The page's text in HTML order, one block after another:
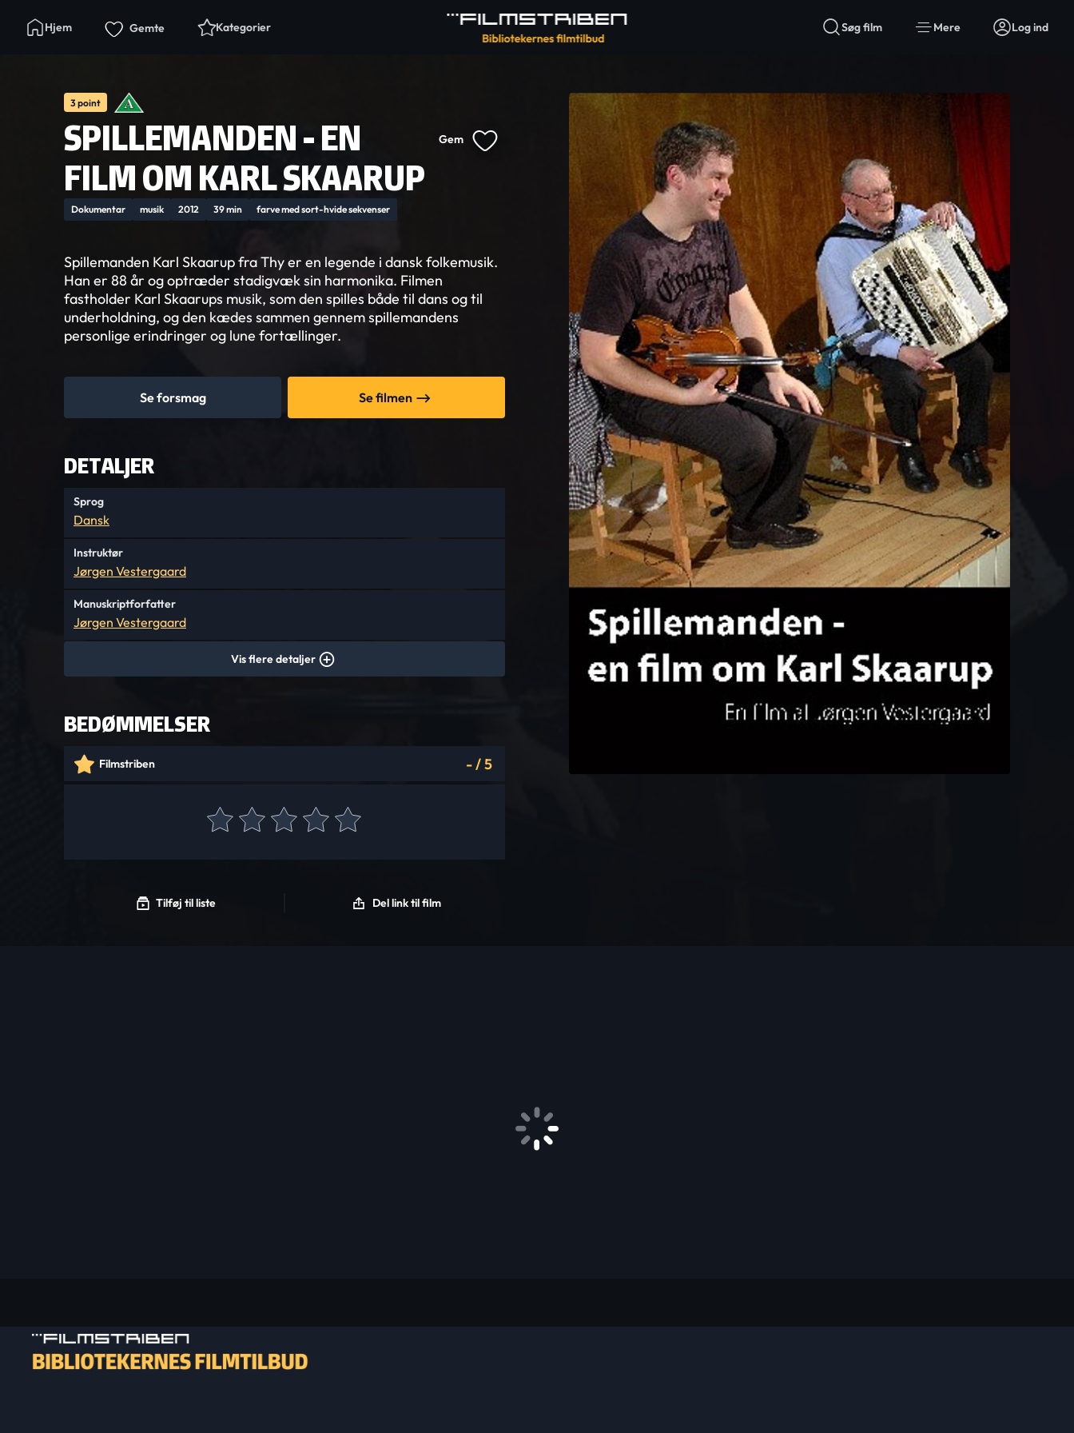
Hjem Gemte Kategorier Søg film Mere Log ind
3 point
SPILLEMANDEN - EN
FILM OM KARL SKAARUP
Gem
Dokumentar musik 2012 39 min farve med sort-hvide sekvenser
Spillemanden Karl Skaarup fra Thy er en legende i dansk folkemusik.
Han er 88 år og optræder stadigvæk sin harmonika. Filmen
fastholder Karl Skaarups musik, som den spilles både til dans og til
underholdning, og den kædes sammen gennem spillemandens
personlige erindringer og lune fortællinger.
Se forsmag Se filmen
DETALJER
Sprog
Dansk
Instruktør
Jørgen Vestergaard
Manuskriptforfatter
Jørgen Vestergaard
Vis flere detaljer
BEDØMMELSER
Filmstriben -/5
Tilføj til liste Del link til film